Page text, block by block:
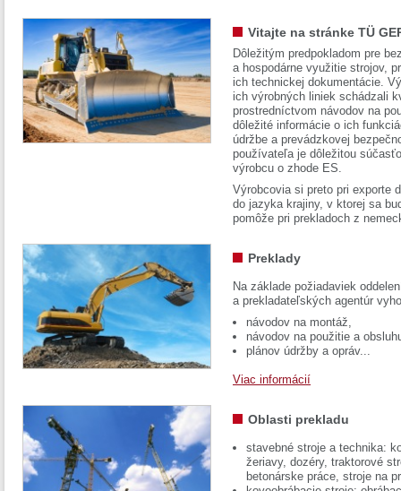
Vitajte na stránke TÜ
Dôležitým predpokladom pre
a hospodárne využitie strojov,
ich technickej dokumentácie.
ich výrobných liniek schádzali
prostredníctvom návodov na
dôležité informácie o ich
údržbe a prevádzkovej
používateľa je dôležitou
výrobcu o zhode ES.
Výrobcovia si preto pri exporte
do jazyka krajiny, v ktorej sa
pomôže pri prekladoch z
Preklady
Na základe požiadaviek
a prekladateľských agentúr
návodov na montáž,
návodov na použitie a
plánov údržby a opráv...
Viac informácií
Oblasti prekladu
stavebné stroje a technika:
žeriavy, dozéry, traktorové
betonárske práce, stroje na